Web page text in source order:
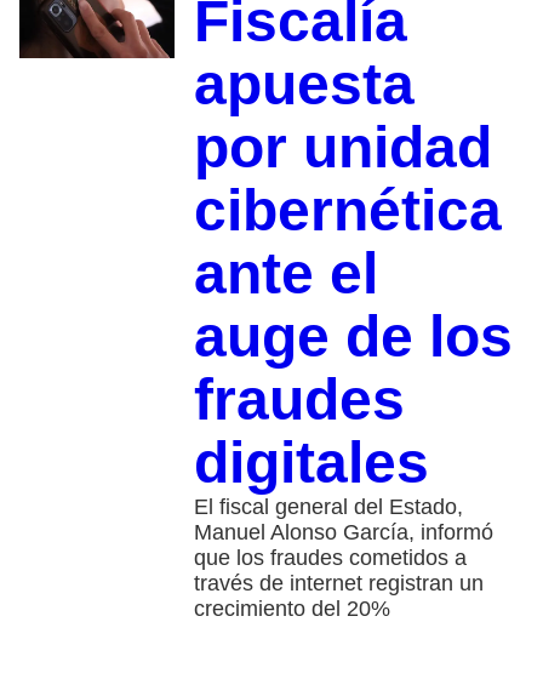
Fiscalía
apuesta
por unidad
cibernética
ante el
auge de los
fraudes
digitales
El fiscal general del Estado,
Manuel Alonso García, informó
que los fraudes cometidos a
través de internet registran un
crecimiento del 20%